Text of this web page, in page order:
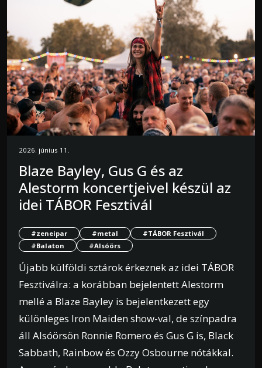
2026. június 11.
Blaze Bayley, Gus G és az
Alestorm koncertjeivel készül az
idei TÁBOR Fesztivál
#zeneipar #metal
#TÁBOR Fesztivál
#Balaton
#Alsóörs
Újabb külföldi sztárok érkeznek az idei TÁBOR
Fesztiválra: a korábban bejelentett Alestorm
mellé a Blaze Bayley is bejelentkezett egy
különleges Iron Maiden show-val, de színpadra
áll Alsóörsön Ronnie Romero és Gus G is, Black
Sabbath, Rainbow és Ozzy Osbourne nótákkal.